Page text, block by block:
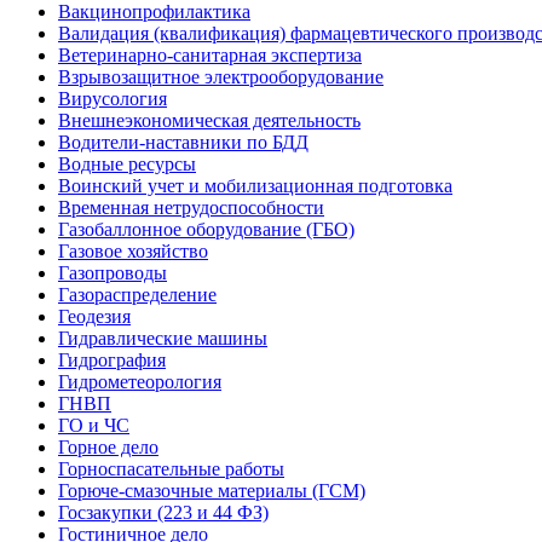
Вакцинопрофилактика
Валидация (квалификация) фармацевтического
Ветеринарно-санитарная экспертиза
Взрывозащитное электрооборудование
Вирусология
Внешнеэкономическая деятельность
Водители-наставники по БДД
Водные ресурсы
Воинский учет и мобилизационная подготовка
Временная нетрудоспособности
Газобаллонное оборудование (ГБО)
Газовое хозяйство
Газопроводы
Газораспределение
Геодезия
Гидравлические машины
Гидрография
Гидрометеорология
ГНВП
ГО и ЧС
Горное дело
Горноспасательные работы
Горюче-смазочные материалы (ГСМ)
Госзакупки (223 и 44 ФЗ)
Гостиничное дело